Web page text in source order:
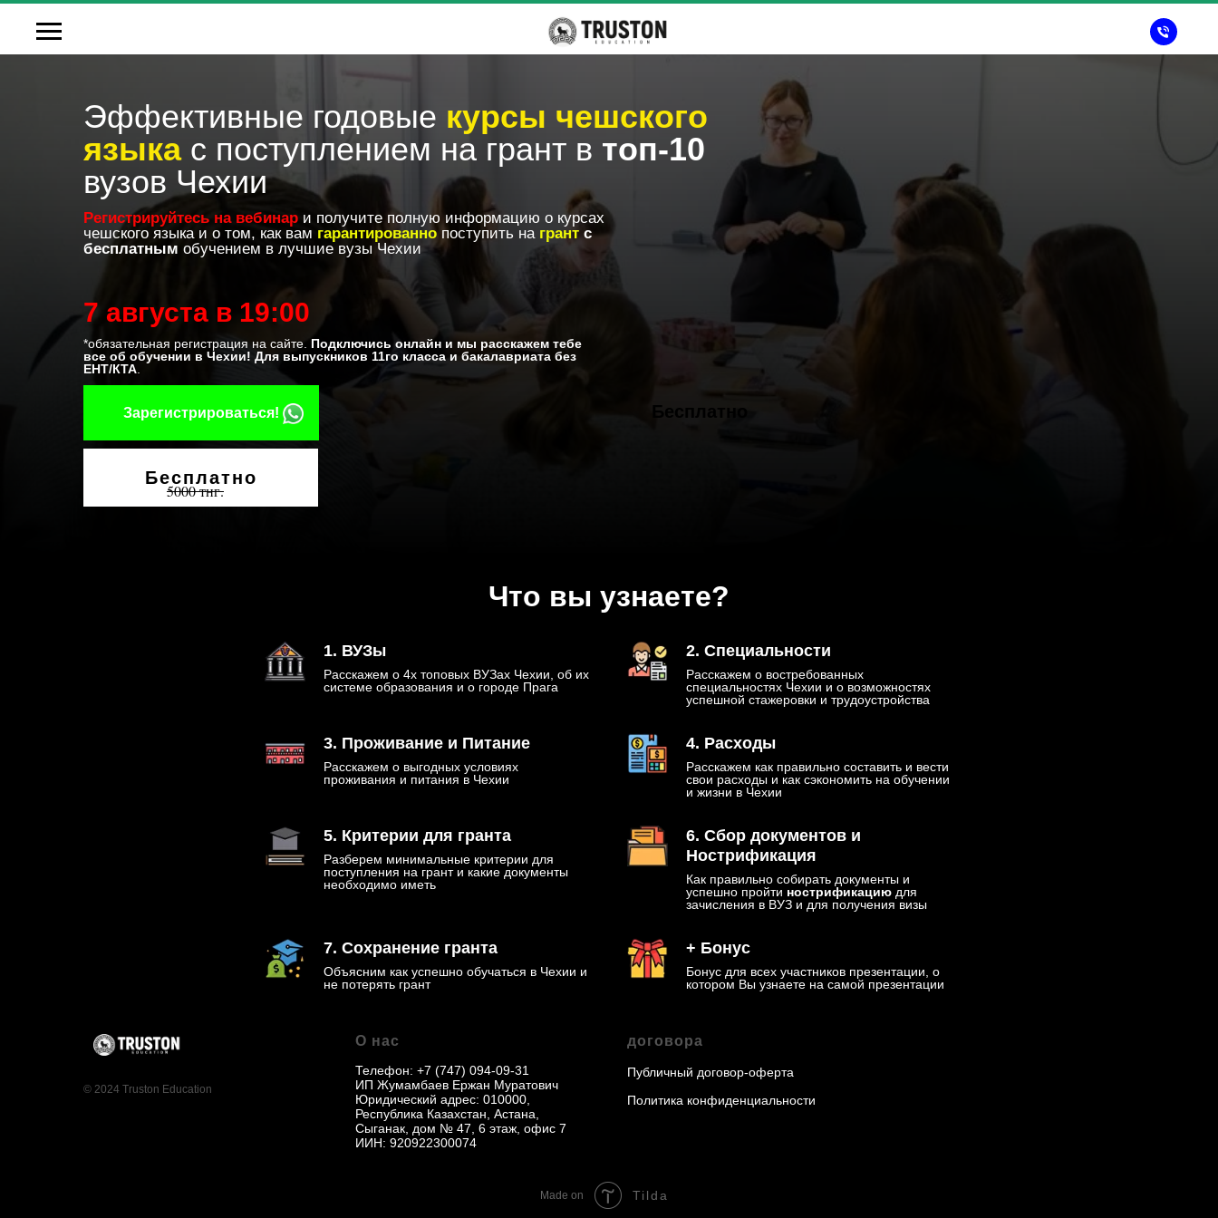
Эффективные годовые курсы чешского
языкас поступлением на грант в топ-10
вузов Чехии
Регистрируйтесь на вебинар и получите полную информацию о курсах
чешского языка и о том, как вам гарантированно поступить на грант с
бесплатным обучением в лучшие вузы Чехии
7 августа в 19:00
*обязательная регистрация на сайте. Подключись онлайн и мы расскажем тебе
все об обучении в Чехии! Для выпускников 11го класса и бакалавриата без
ЕНТ/КТА
Зарегистрироваться! Бесплатно
Бесплатно
5000 тнг.
Что вы узнаете?
1. ВУЗы
Расскажем о 4х топовых ВУЗах Чехии, об их
системе образования и о городе Прага
2. Специальности
Расскажем о востребованных
специальностях Чехии и о возможностях
успешной стажеровки и трудоустройства
3. Проживание и Питание
Расскажем о выгодных условиях
проживания и питания в Чехии
4. Расходы
Расскажем как правильно составить и вести
свои расходы и как сэкономить на обучении
и жизни в Чехии
5. Критерии для гранта
Разберем минимальные критерии для
поступления на грант и какие документы
необходимо иметь
6. Сбор документов и
Нострификация
Как правильно собирать документы и
успешно пройти нострификацию для
зачисления в ВУЗ и для получения визы
7. Сохранение гранта
Объясним как успешно обучаться в Чехии и
не потерять грант
+ Бонус
Бонус для всех участников презентации, о
котором Вы узнаете на самой презентации
© 2024 Truston Education
О нас
Телефон: +7 (747) 094-09-31
ИП Жумамбаев Ержан Муратович
Юридический адрес: 010000,
Республика Казахстан, Астана,
Сыганак, дом № 47, 6 этаж, офис 7
ИИН: 920922300074
договора
Публичный договор-оферта
Политика конфиденциальности
Made on Tilda